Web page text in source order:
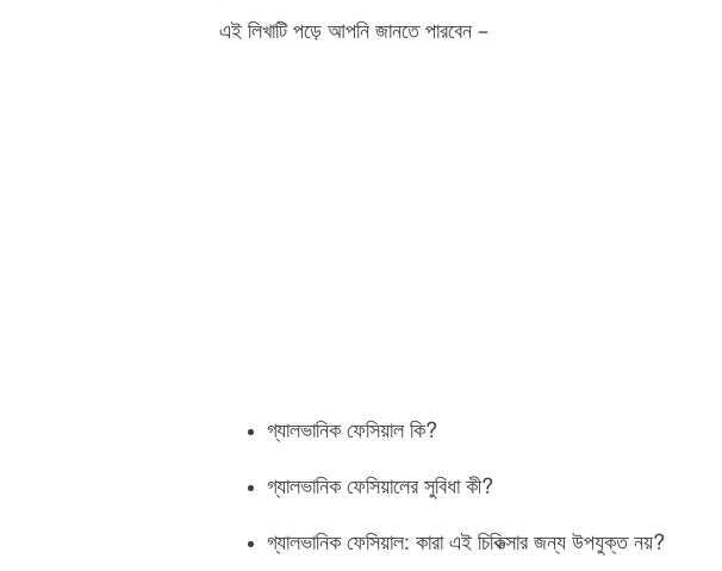
এই লিখাটি পড়ে আপনি জানতে পারবেন –
গ্যালভানিক ফেসিয়াল কি?
গ্যালভানিক ফেসিয়ালের সুবিধা কী?
গ্যালভানিক ফেসিয়াল: কারা এই চিকিত্সার জন্য উপযুক্ত নয়?